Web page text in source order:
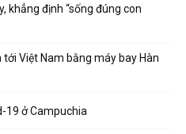
khẳng định “sống đúng con
Việt Nam bằng máy bay Hàn
19 ở Campuchia